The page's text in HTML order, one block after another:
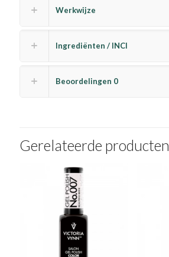
Werkwijze
Ingrediënten / INCI
Beoordelingen 0
Gerelateerde producten